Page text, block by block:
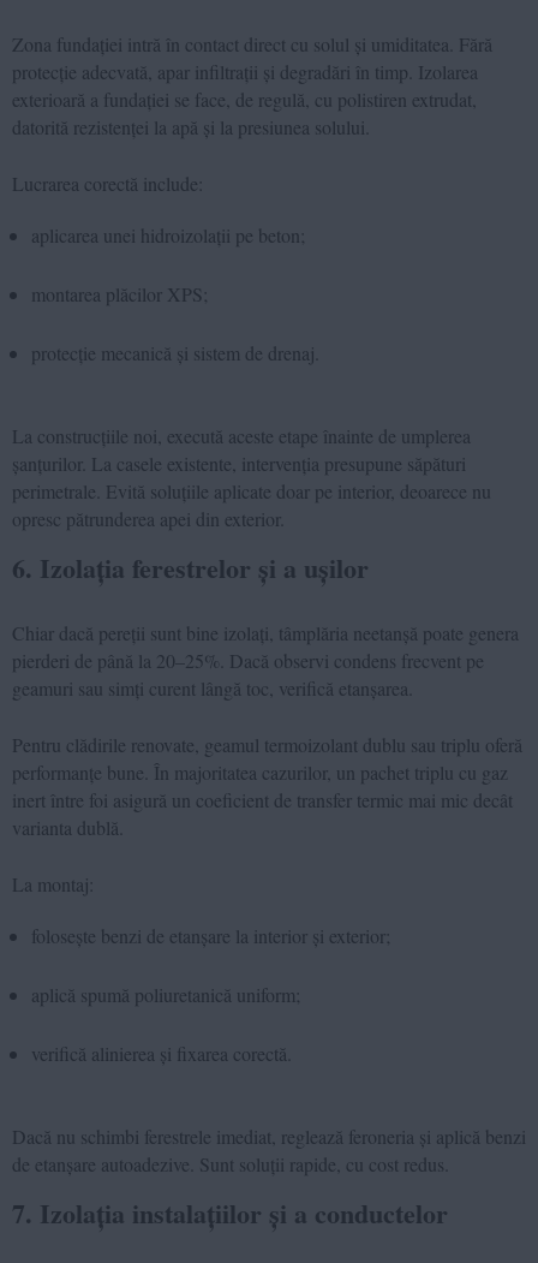
Zona fundației intră în contact direct cu solul și umiditatea. Fără
protecție adecvată, apar infiltrații și degradări în timp. Izolarea
exterioară a fundației se face, de regulă, cu polistiren extrudat,
datorită rezistenței la apă și la presiunea solului.
Lucrarea corectă include:
aplicarea unei hidroizolații pe beton;
montarea plăcilor XPS;
protecție mecanică și sistem de drenaj.
La construcțiile noi, execută aceste etape înainte de umplerea
șanțurilor. La casele existente, intervenția presupune săpături
perimetrale. Evită soluțiile aplicate doar pe interior, deoarece nu
opresc pătrunderea apei din exterior.
6. Izolația ferestrelor și a ușilor
Chiar dacă pereții sunt bine izolați, tâmplăria neetanșă poate genera
pierderi de până la 20–25%. Dacă observi condens frecvent pe
geamuri sau simți curent lângă toc, verifică etanșarea.
Pentru clădirile renovate, geamul termoizolant dublu sau triplu oferă
performanțe bune. În majoritatea cazurilor, un pachet triplu cu gaz
inert între foi asigură un coeficient de transfer termic mai mic decât
varianta dublă.
La montaj:
folosește benzi de etanșare la interior și exterior;
aplică spumă poliuretanică uniform;
verifică alinierea și fixarea corectă.
Dacă nu schimbi ferestrele imediat, reglează feroneria și aplică benzi
de etanșare autoadezive. Sunt soluții rapide, cu cost redus.
7. Izolația instalațiilor și a conductelor